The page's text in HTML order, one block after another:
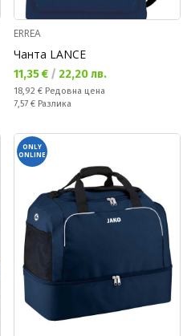
ERREA
Чанта LANCE
Текуща цена:
11,35 € / 22,20 лв.
Редовна цена:
18,92 € Редовна цена
Спестявате:
7,57 € Разлика
ONLY
ONLINE